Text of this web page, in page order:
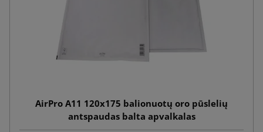
AirPro A11 120x175 balionuotų oro pūslelių
antspaudas balta apvalkalas